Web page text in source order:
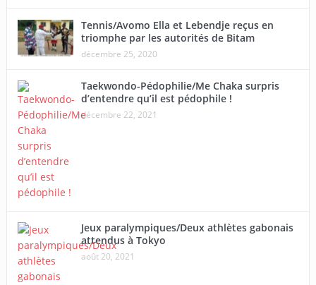
Tennis/Avomo Ella et Lebendje reçus en
triomphe par les autorités de Bitam
décembre 25, 2020
Taekwondo-Pédophilie/Me Chaka surpris
d’entendre qu’il est pédophile !
décembre 22, 2021
Jeux paralympiques/Deux athlètes gabonais
attendus à Tokyo
août 20, 2021